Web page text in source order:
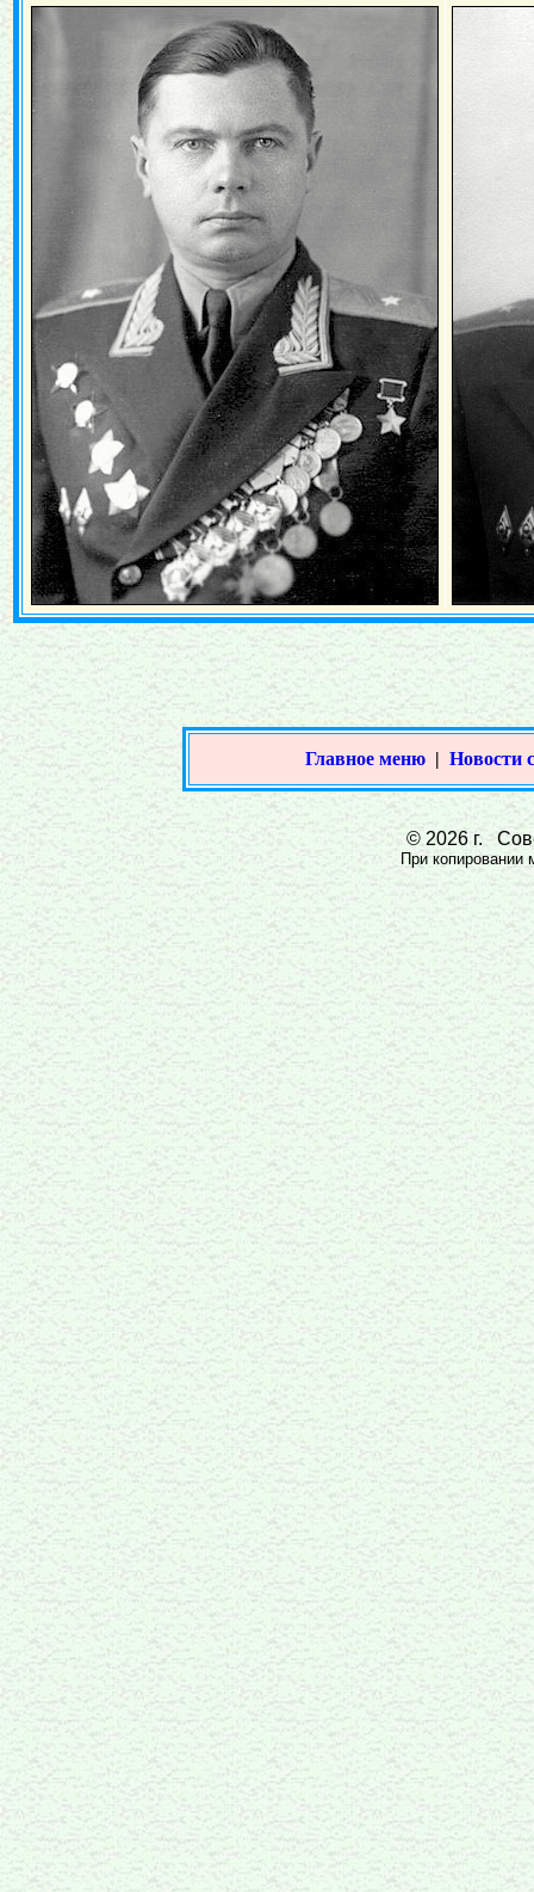
Главное меню | Новости
© 2026 г.
При копировании